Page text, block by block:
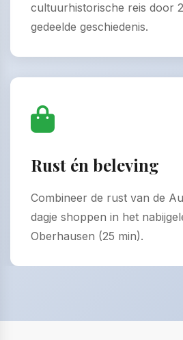
cultuurhistorische reis door
gedeelde geschiedenis.
Rust én beleving
Combineer de rust van de
dagje shoppen in het
Oberhausen (25 min).